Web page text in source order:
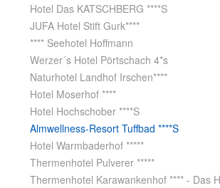
Hotel Das KATSCHBERG ****S
JUFA Hotel Stift Gurk****
**** Seehotel Hoffmann
Werzer´s Hotel Pörtschach 4*s
Naturhotel Landhof Irschen****
Hotel Moserhof ****
Hotel Hochschober ****S
Almwellness-Resort Tuffbad ****S
Hotel Warmbaderhof *****
Thermenhotel Pulverer *****